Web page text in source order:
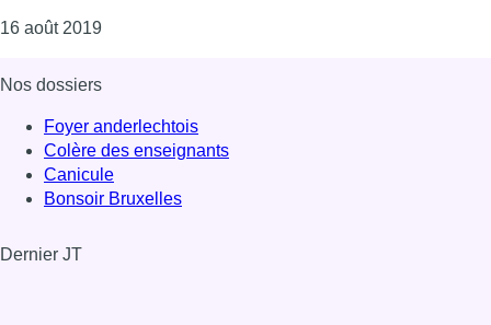
16 août 2019Consulter l'article "Le premier match du
Nos dossiers
Foyer anderlechtois
Colère des enseignants
Canicule
Bonsoir Bruxelles
Dernier JT